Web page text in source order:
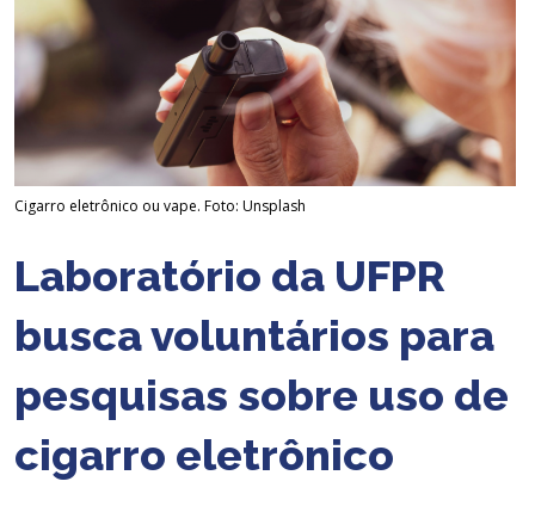
Cigarro eletrônico ou vape. Foto: Unsplash
Laboratório da UFPR
busca voluntários para
pesquisas sobre uso de
cigarro eletrônico